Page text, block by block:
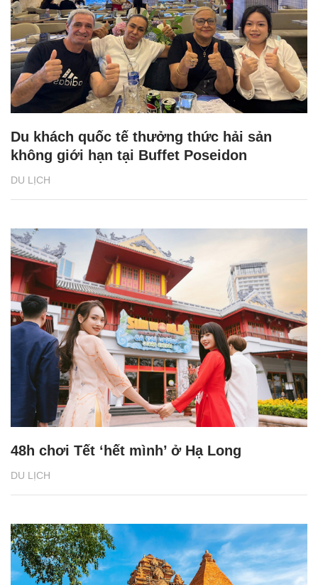
DU LỊCH
Du khách quốc tế thưởng thức hải sản
không giới hạn tại Buffet Poseidon
DU LỊCH
48h chơi Tết ‘hết mình’ ở Hạ Long